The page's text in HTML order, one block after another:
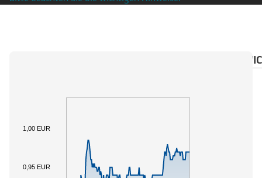
0,95 EUR
1,00 EUR